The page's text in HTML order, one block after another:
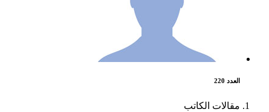
العدد 220
مقالات الكاتب